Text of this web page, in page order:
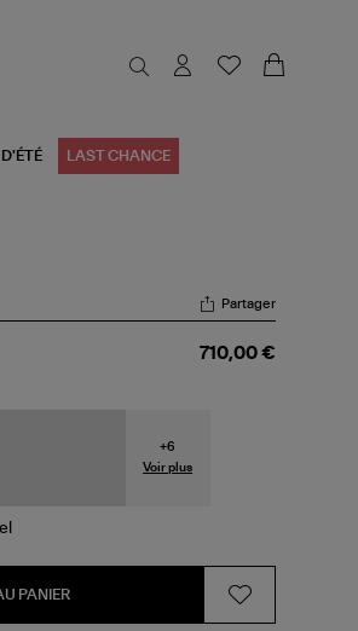
LAST CHANCE
Partager
710,00 €
+6
Voir plus
PANIER